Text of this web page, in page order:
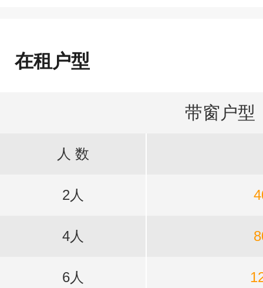
在租户型
带窗户型
人 数
2人
4人
6人